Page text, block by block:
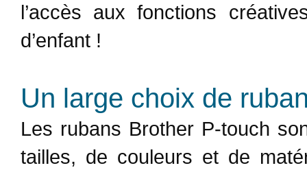
l’accès aux fonctions
d’enfant !
Un large choix de
Les rubans Brother P-touch
tailles, de couleurs et de